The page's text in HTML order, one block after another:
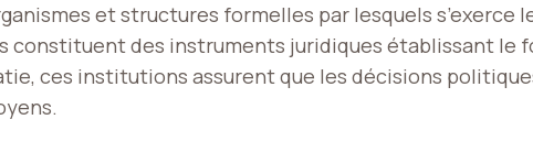
et structures formelles par lesquels s’exerce
constituent des instruments juridiques établissant le
ces institutions assurent que les décisions